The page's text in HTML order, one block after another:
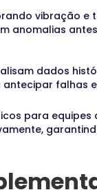
vibração e
anomalias
dados
falhas
para equipes